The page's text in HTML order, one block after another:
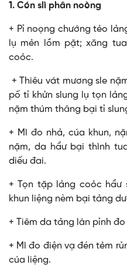
1. Cón slì phân noòng
+ Pỉ noọng chướng tẻo
lụ mẻn lồm pặt; xăng
coỏc.
+ Thiêu vát mương sle
pố tỉ khửn slung lụ tọn
nặm thúm thâng bại tỉ
+ Mì đo nhả, cúa khun,
nặm, da hẩư bại thình
diếu đai.
+ Tọn tặp lảng coỏc hẩư
khun liệng nèm bại tảng
+ Tiêm da tảng làn pỉnh
+ Mì đo điện vạ đén tẻm
cúa liệng.